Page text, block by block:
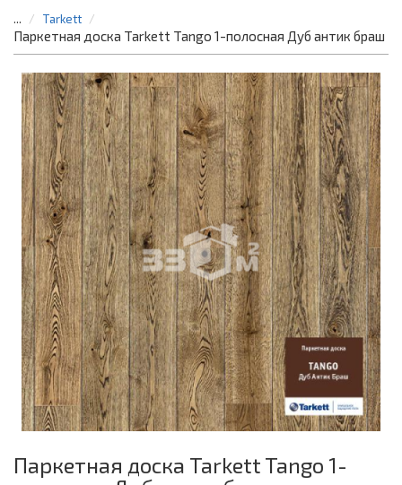
... Tarkett
Паркетная доска Tarkett Tango 1-полосная Дуб антик браш
Паркетная доска Tarkett Tango 1-